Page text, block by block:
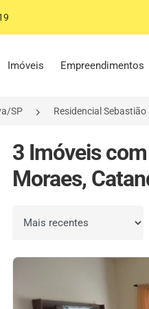
Imóveis Empreendimentos
SP Residencial
3 Imóveis
Moraes,
Ordenar por